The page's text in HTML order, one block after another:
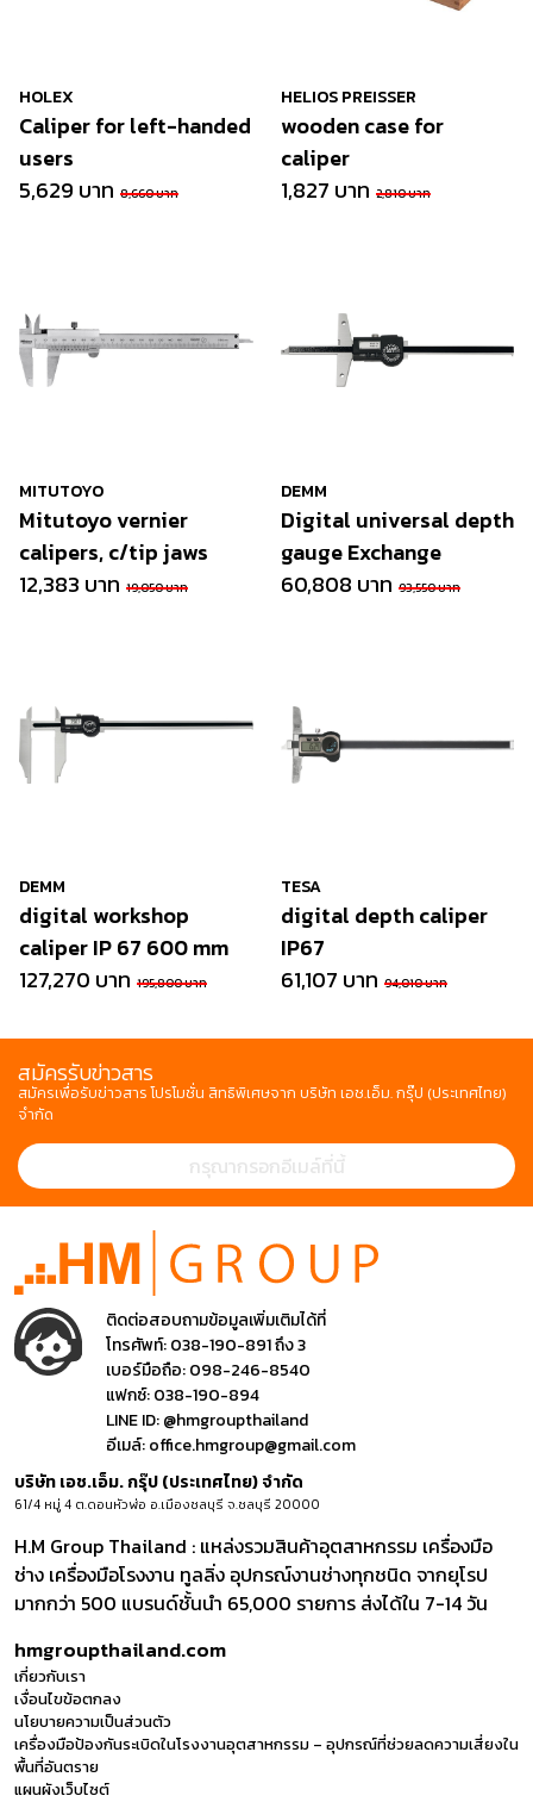
HOLEX
Caliper for left-handed
users
5,629 บาท 8,660 บาท
HELIOS PREISSER
wooden case for
caliper
1,827 บาท 2,810 บาท
MITUTOYO
Mitutoyo vernier
calipers, c/tip jaws
12,383 บาท 19,050 บาท
DEMM
Digital universal depth
gauge Exchange
60,808 บาท 93,550 บาท
DEMM
digital workshop
caliper IP 67 600 mm
127,270 บาท 195,800 บาท
TESA
digital depth caliper
IP67
61,107 บาท 94,010 บาท
สมัครรับข่าวสาร
สมัครเพื่อรับข่าวสาร โปรโมชั่น สิทธิพิเศษจาก บริษัท เอช.เอ็ม. กรุ๊ป (ประเทศไทย)
จำกัด
ติดต่อสอบถามข้อมูลเพิ่มเติมได้ที่
โทรศัพท์:038-190-891 ถึง 3
เบอร์มือถือ:098-246-8540
แฟกซ์:038-190-894
LINE ID:@hmgroupthailand
อีเมล์:office.hmgroup@gmail.com
บริษัท เอช.เอ็ม. กรุ๊ป (ประเทศไทย) จำกัด
61/4 หมู่ 4 ต.ดอนหัวฬ่อ อ.เมืองชลบุรี จ.ชลบุรี 20000
H.M Group Thailand : แหล่งรวมสินค้าอุตสาหกรรม เครื่องมือ
ช่าง เครื่องมือโรงงาน ทูลลิ่ง อุปกรณ์งานช่างทุกชนิด จากยุโรป
มากกว่า 500 แบรนด์ชั้นนำ 65,000 รายการ ส่งได้ใน 7-14 วัน
hmgroupthailand.com
เกี่ยวกับเรา
เงื่อนไขข้อตกลง
นโยบายความเป็นส่วนตัว
เครื่องมือป้องกันระเบิดในโรงงานอุตสาหกรรม – อุปกรณ์ที่ช่วยลดความเสี่ยงใน
พื้นที่อันตราย
แผนผังเว็บไซต์